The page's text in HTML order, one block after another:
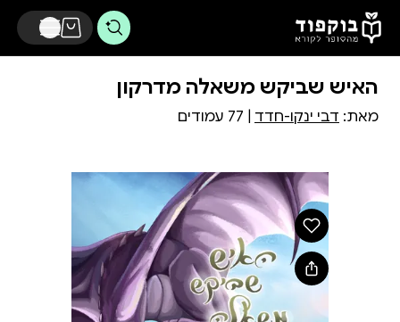
דלג לתוכן הראשי
האיש שביקש משאלה מדרקון
מאת: דבי ינקו-חדד